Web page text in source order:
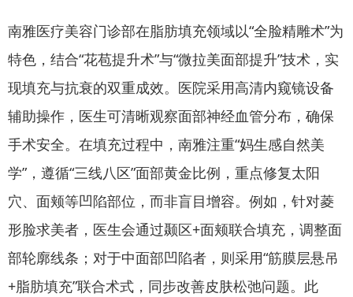
南雅医疗美容门诊部在脂肪填充领域以“全脸精雕术”为
特色，结合“花苞提升术”与“微拉美面部提升”技术，实
现填充与抗衰的双重成效。医院采用高清内窥镜设备
辅助操作，医生可清晰观察面部神经血管分布，确保
手术安全。在填充过程中，南雅注重“妈生感自然美
学”，遵循“三线八区”面部黄金比例，重点修复太阳
穴、面颊等凹陷部位，而非盲目增容。例如，针对菱
形脸求美者，医生会通过颞区+面颊联合填充，调整面
部轮廓线条；对于中面部凹陷者，则采用“筋膜层悬吊
+脂肪填充”联合术式，同步改善皮肤松弛问题。此